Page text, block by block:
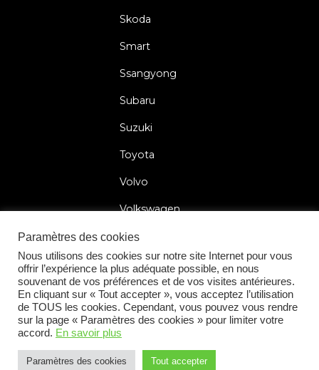
Skoda
Smart
Ssangyong
Subaru
Suzuki
Toyota
Volvo
Volkswagen
2026 © Car Lock Systems
Conditions Générales Politique de Confidentialité
Paramètres des cookies
Nous utilisons des cookies sur notre site Internet pour vous
offrir l’expérience la plus adéquate possible, en nous
souvenant de vos préférences et de vos visites antérieures.
En cliquant sur « Tout accepter », vous acceptez l’utilisation
de TOUS les cookies. Cependant, vous pouvez vous rendre
sur la page « Paramètres des cookies » pour limiter votre
accord. En savoir plus
Paramètres des cookies Tout accepter